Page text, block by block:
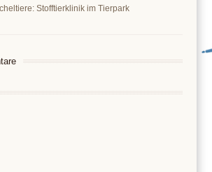
Stofftierklinik im Tierpark